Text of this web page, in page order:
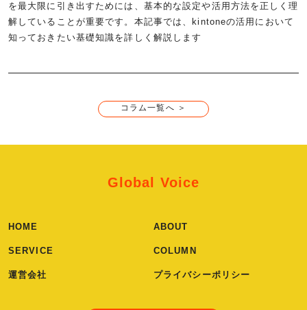
を最大限に引き出すためには、基本的な設定や活用方法を正しく理
解していることが重要です。本記事では、kintoneの活用において
知っておきたい基礎知識を詳しく解説します
コラム一覧へ ＞
Global Voice
HOME ABOUT
SERVICE COLUMN
運営会社 プライバシーポリシー